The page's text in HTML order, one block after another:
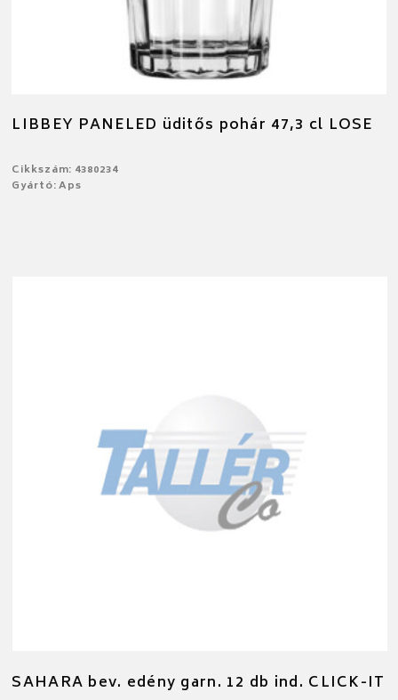
LIBBEY PANELED üditős pohár 47,3 cl LOSE
Cikkszám: 4380234
Gyártó: Aps
SAHARA bev. edény garn. 12 db ind. CLICK-IT